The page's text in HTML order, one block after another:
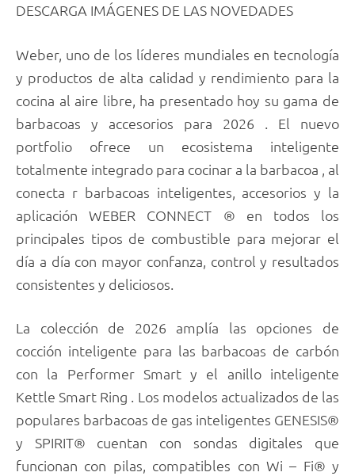
DESCARGA IMÁGENES DE LAS NOVEDADES
Weber, uno de los líderes mundiales en tecnología
y productos de alta calidad y rendimiento para la
cocina al aire libre, ha presentado hoy su gama de
barbacoas y accesorios para 2026 . El nuevo
portfolio ofrece un ecosistema inteligente
totalmente integrado para cocinar a la barbacoa , al
conecta r barbacoas inteligentes, accesorios y la
aplicación WEBER CONNECT ® en todos los
principales tipos de combustible para mejorar el
día a día con mayor confanza, control y resultados
consistentes y deliciosos.
La colección de 2026 amplía las opciones de
cocción inteligente para las barbacoas de carbón
con la Performer Smart y el anillo inteligente
Kettle Smart Ring . Los modelos actualizados de las
populares barbacoas de gas inteligentes GENESIS®
y SPIRIT® cuentan con sondas digitales que
funcionan con pilas, compatibles con Wi – Fi® y